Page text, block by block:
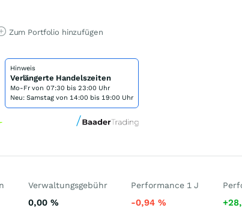
Zum Portfolio hinzufügen
Hinweis
Verlängerte Handelszeiten
Mo-Fr von 07:30 bis 23:00 Uhr
Neu: Samstag von 14:00 bis 19:00 Uhr
Verwaltungsgebühr
0,00 %
Performance 1 J
-0,94%